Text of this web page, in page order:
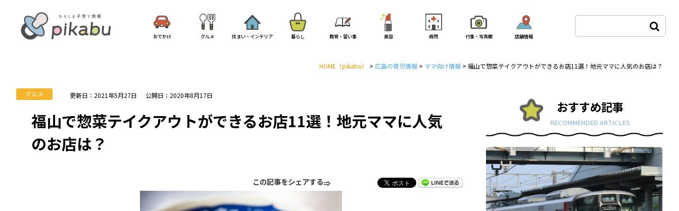
おでかけ グルメ 住まい・インテリア 暮らし 教育・習い事 美容 病院 行事・写真館 店舗情報
HOME （pikabu） > 広島の育児情報 > ママ向け情報 > 福山で惣菜テイクアウトができるお店11選！地元ママに人気のお店は？
グルメ 更新日：2021年5月27日 公開日：2020年8月17日
福山で惣菜テイクアウトができるお店11選！地元ママに人気
のお店は？
この記事をシェアする
おすすめ記事
RECOMMENDED ARTICLES